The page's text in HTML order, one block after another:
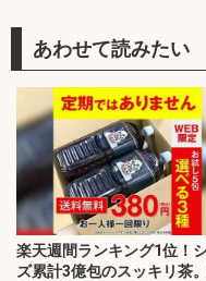
楽天週間ランキング1位！
ズ累計3億包のスッキリ茶